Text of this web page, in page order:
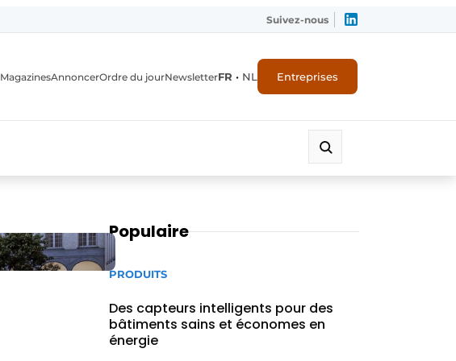
Suivez-nous
MagazinesAnnoncerOrdre du jourNewsletterFR • NL Entreprises
Populaire
PRODUITS
Des capteurs intelligents pour des
bâtiments sains et économes en
énergie